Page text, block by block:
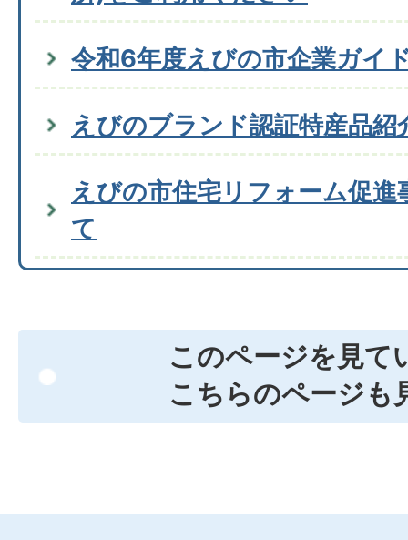
令和6年度えびの市企業ガイ
えびのブランド認証特産品紹
えびの市住宅リフォーム促進
て
このページを見て
こちらのページも